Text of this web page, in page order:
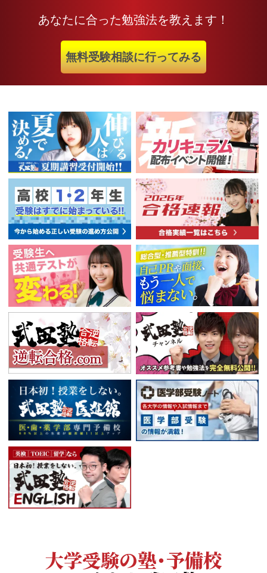
あなたに合った勉強法を教えます！
無料受験相談に行ってみる
大学受験の塾・予備校